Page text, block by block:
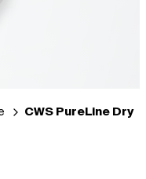
CWS PureLine Dry